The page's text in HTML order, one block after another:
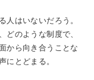
人はいないだろう。
どのような制度で、
から向き合うことな
にとどまる。